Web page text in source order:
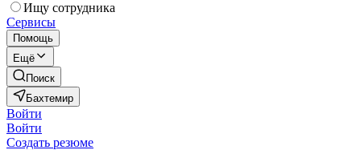
Ищу сотрудника
Сервисы
Помощь
Ещё
Поиск
Бахтемир
Войти
Войти
Создать резюме